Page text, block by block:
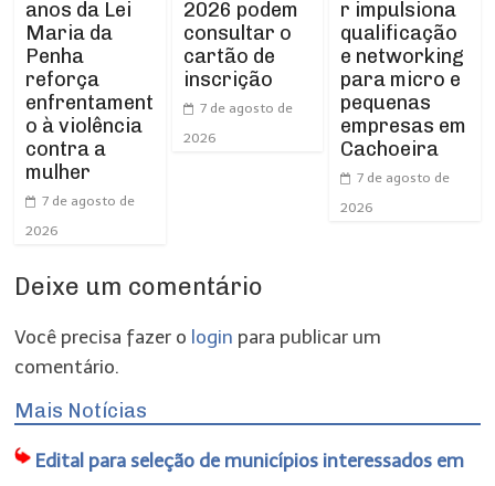
anos da Lei
Maria da
Penha
reforça
enfrentament
o à violência
contra a
mulher
7 de agosto de
2026
2026 podem
consultar o
cartão de
inscrição
7 de agosto de
2026
r impulsiona
qualificação
e networking
para micro e
pequenas
empresas em
Cachoeira
7 de agosto de
2026
Deixe um comentário
Você precisa fazer o login para publicar um
comentário.
Mais Notícias
Edital para seleção de municípios interessados em